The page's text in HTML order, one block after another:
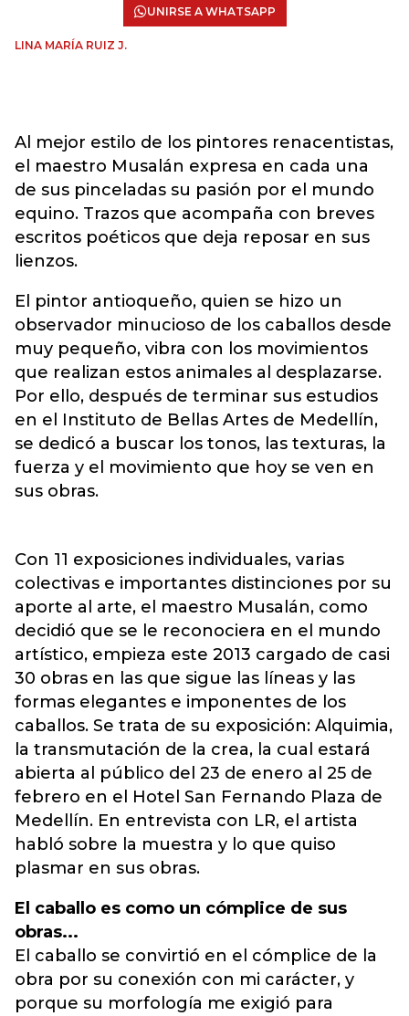
UNIRSE A WHATSAPP
LINA MARÍA RUIZ J.
Al mejor estilo de los pintores renacentistas,
el maestro Musalán expresa en cada una
de sus pinceladas su pasión por el mundo
equino. Trazos que acompaña con breves
escritos poéticos que deja reposar en sus
lienzos.
El pintor antioqueño, quien se hizo un
observador minucioso de los caballos desde
muy pequeño, vibra con los movimientos
que realizan estos animales al desplazarse.
Por ello, después de terminar sus estudios
en el Instituto de Bellas Artes de Medellín,
se dedicó a buscar los tonos, las texturas, la
fuerza y el movimiento que hoy se ven en
sus obras.
Con 11 exposiciones individuales, varias
colectivas e importantes distinciones por su
aporte al arte, el maestro Musalán, como
decidió que se le reconociera en el mundo
artístico, empieza este 2013 cargado de casi
30 obras en las que sigue las líneas y las
formas elegantes e imponentes de los
caballos. Se trata de su exposición: Alquimia,
la transmutación de la crea, la cual estará
abierta al público del 23 de enero al 25 de
febrero en el Hotel San Fernando Plaza de
Medellín. En entrevista con LR, el artista
habló sobre la muestra y lo que quiso
plasmar en sus obras.
El caballo es como un cómplice de sus
obras...
El caballo se convirtió en el cómplice de la
obra por su conexión con mi carácter, y
porque su morfología me exigió para